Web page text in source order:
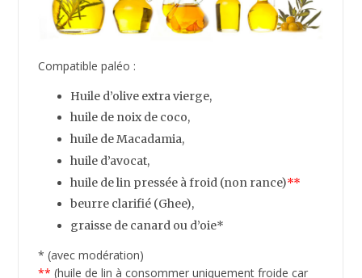
Huile d’olive extra vierge,
huile de noix de coco,
huile d’avocat,
huile de lin pressée à froid (non rance)
beurre clarifié (
graisse de canard ou d’oie*
* (avec modération)
**(huile de lin à consommer uniquement froide car
dangereuse si vous la faite chauffer. Durée de
conservation au frigo : 3 mois maximum